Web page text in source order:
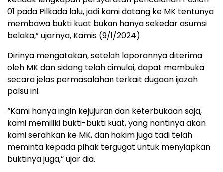
01 pada Pilkada lalu, jadi kami datang ke MK tentunya
membawa bukti kuat bukan hanya sekedar asumsi
belaka,” ujarnya, Kamis (9/1/2024)
Dirinya mengatakan, setelah laporannya diterima
oleh MK dan sidang telah dimulai, dapat membuka
secara jelas permasalahan terkait dugaan ijazah
palsu ini.
“Kami hanya ingin kejujuran dan keterbukaan saja,
kami memiliki bukti-bukti kuat, yang nantinya akan
kami serahkan ke MK, dan hakim juga tadi telah
meminta kepada pihak tergugat untuk menyiapkan
buktinya juga,” ujar dia.